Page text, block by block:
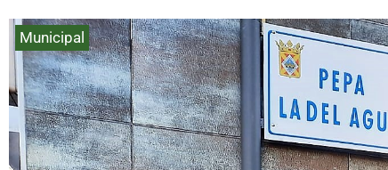
Municipal